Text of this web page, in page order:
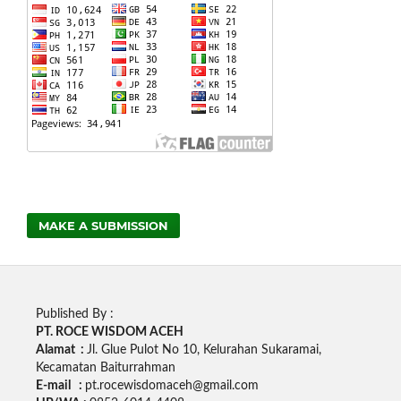
MAKE A SUBMISSION
Published By :
PT. ROCE WISDOM ACEH
Alamat : Jl. Glue Pulot No 10, Kelurahan Sukaramai,
Kecamatan Baiturrahman
E-mail : pt.rocewisdomaceh@gmail.com